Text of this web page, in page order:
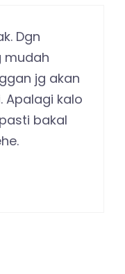
Dgn
mudah
jg akan
Apalagi kalo
bakal